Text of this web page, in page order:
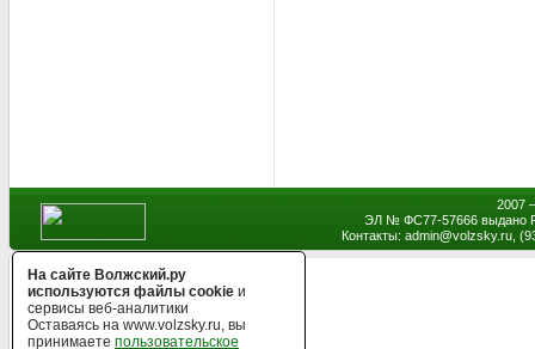
2007
ЭЛ № ФС77-57666 выдано
Контакты: admin@volzsky.ru,
На сайте Волжский.ру
используются файлы cookie и
сервисы веб-аналитики
Оставаясь на www.volzsky.ru, вы
принимаете пользовательское